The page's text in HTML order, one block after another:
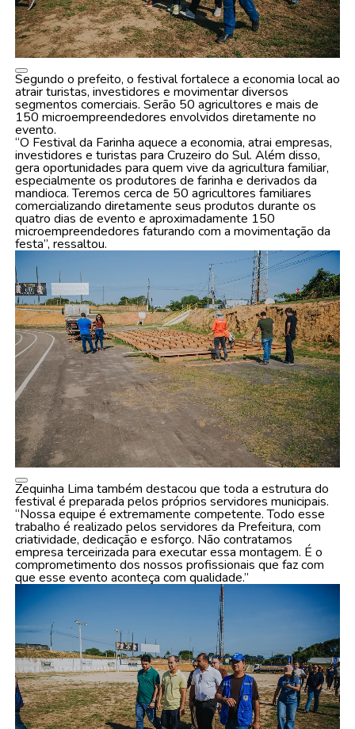
Segundo o prefeito, o festival fortalece a economia local ao
atrair turistas, investidores e movimentar diversos
segmentos comerciais. Serão 50 agricultores e mais de
150 microempreendedores envolvidos diretamente no
evento.
“O Festival da Farinha aquece a economia, atrai empresas,
investidores e turistas para Cruzeiro do Sul. Além disso,
gera oportunidades para quem vive da agricultura familiar,
especialmente os produtores de farinha e derivados da
mandioca. Teremos cerca de 50 agricultores familiares
comercializando diretamente seus produtos durante os
quatro dias de evento e aproximadamente 150
microempreendedores faturando com a movimentação da
festa”, ressaltou.
Zequinha Lima também destacou que toda a estrutura do
festival é preparada pelos próprios servidores municipais.
“Nossa equipe é extremamente competente. Todo esse
trabalho é realizado pelos servidores da Prefeitura, com
criatividade, dedicação e esforço. Não contratamos
empresa terceirizada para executar essa montagem. É o
comprometimento dos nossos profissionais que faz com
que esse evento aconteça com qualidade.”